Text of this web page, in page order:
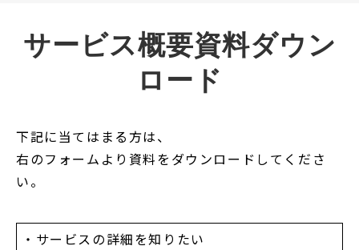
サービス概要資料ダウン
ロード
下記に当てはまる方は、
右のフォームより資料をダウンロードしてくださ
い。
・サービスの詳細を知りたい